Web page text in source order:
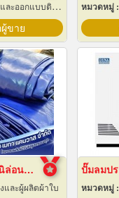
อกแบบติดตั้งห้องเย็น
ขาย
หมวดหมู่ :
ขายส่งผ้าใบคูนิล่อนยกม้วนราคาส่ง
และผู้ผลิตผ้าใบ หมวดหมู่ :